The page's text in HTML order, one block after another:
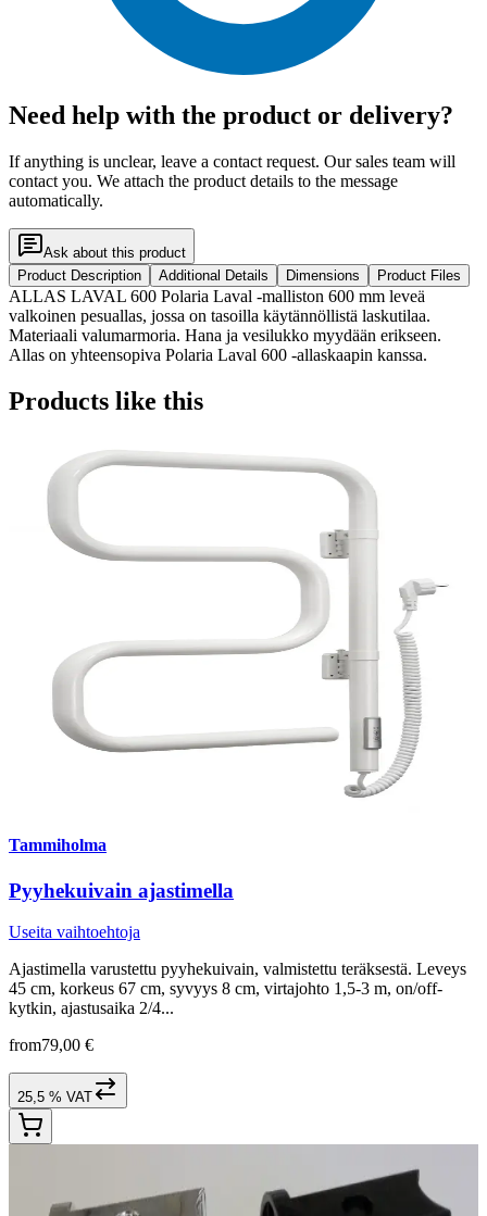
Need help with the product or delivery?
If anything is unclear, leave a contact request. Our sales team will
contact you. We attach the product details to the message
automatically.
Ask about this product
Product Description
Additional Details Dimensions Product Files
ALLAS LAVAL 600 Polaria Laval -malliston 600 mm leveä
valkoinen pesuallas, jossa on tasoilla käytännöllistä laskutilaa.
Materiaali valumarmoria. Hana ja vesilukko myydään erikseen.
Allas on yhteensopiva Polaria Laval 600 -allaskaapin kanssa.
Products like this
Tammiholma
Pyyhekuivain ajastimella
Useita vaihtoehtoja
Ajastimella varustettu pyyhekuivain, valmistettu teräksestä. Leveys
45 cm, korkeus 67 cm, syvyys 8 cm, virtajohto 1,5-3 m, on/off-
kytkin, ajastusaika 2/4...
from79,00 €
25,5 % VAT